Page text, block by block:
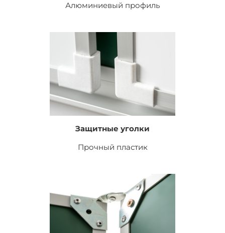
Алюминиевый профиль
Защитные уголки
Прочный пластик